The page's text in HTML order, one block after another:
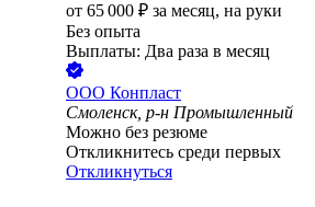
от 65 000 ₽ за месяц, на руки
Без опыта
Выплаты: Два раза в месяц
ООО Конпласт
Смоленск, р-н Промышленный
Можно без резюме
Откликнитесь среди первых
Откликнуться